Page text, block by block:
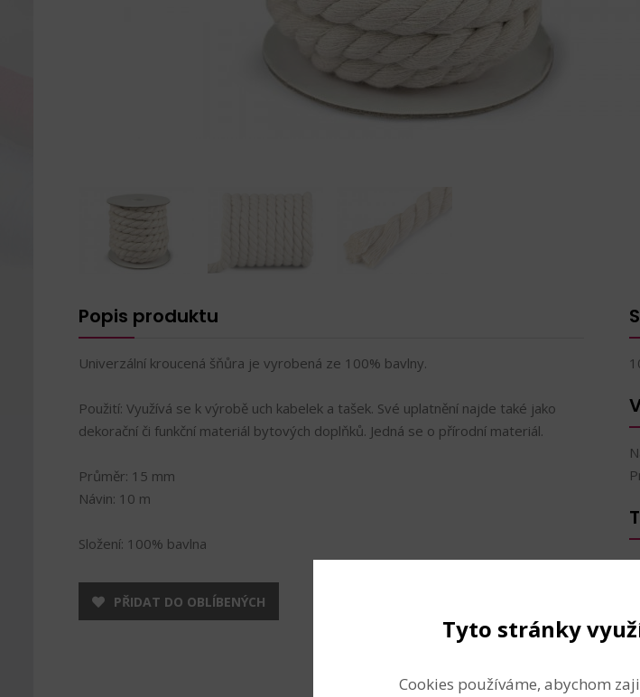
Popis produktu
Univerzální kroucená šňůra je vyrobená ze 100% bavlny.
Použití: Využívá se k výrobě uch kabelek a tašek. Své uplatnění najde také jako
dekorační či funkční materiál bytových doplňků. Jedná se o přírodní materiál.
Průměr: 15 mm
Návin: 10 m
Složení: 100% bavlna
PŘIDAT DO OBLÍBENÝCH
Tyto stránky
Cookies používáme, abychom